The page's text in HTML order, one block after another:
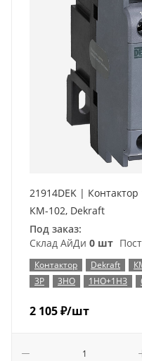
21914DEK |
КМ-102, Dekraft
Под заказ:
Склад АйДи 0 шт
Контактор Dekraft
3P
3НО 1НО+1НЗ
2 105₽/шт